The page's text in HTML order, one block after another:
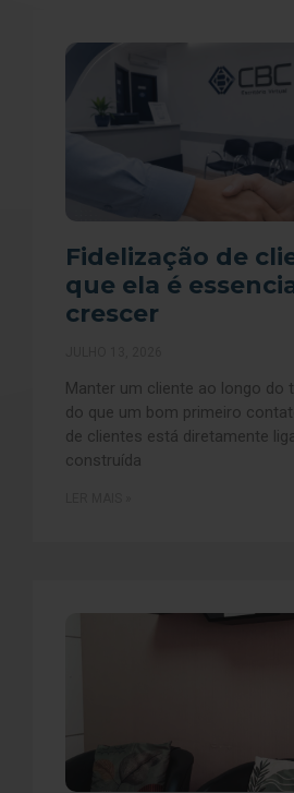
Fidelização de
que ela é
crescer
Manter um cliente ao longo do
do que um bom primeiro
de clientes está diretamente
construída